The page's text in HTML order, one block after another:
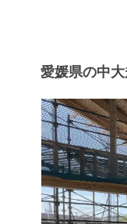
愛媛県の中